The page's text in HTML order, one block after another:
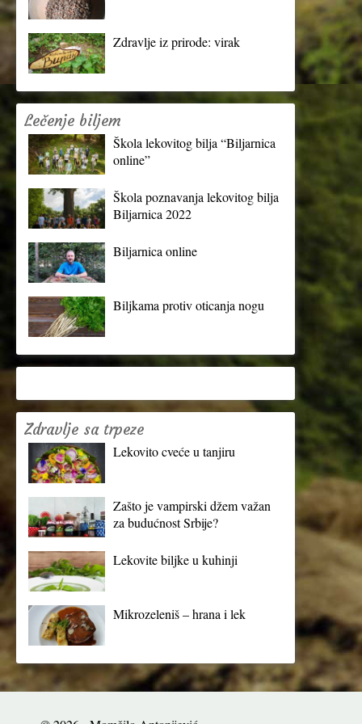
Zdravlje iz prirode: virak
Lečenje biljem
Škola lekovitog bilja “Biljarnica
online”
Škola poznavanja lekovitog bilja
Biljarnica 2022
Biljarnica online
Biljkama protiv oticanja nogu
Zdravlje sa trpeze
Lekovito cveće u tanjiru
Zašto je vampirski džem važan
za budućnost Srbije?
Lekovite biljke u kuhinji
Mikrozeleniš – hrana i lek